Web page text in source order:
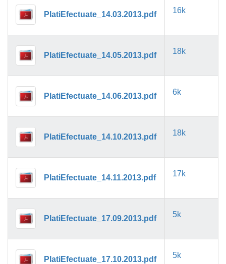
PlatiEfectuate_14.03.2013.pdf 16k
PlatiEfectuate_14.05.2013.pdf 18k
PlatiEfectuate_14.06.2013.pdf 6k
PlatiEfectuate_14.10.2013.pdf 18k
PlatiEfectuate_14.11.2013.pdf 17k
PlatiEfectuate_17.09.2013.pdf 5k
PlatiEfectuate_17.10.2013.pdf 5k